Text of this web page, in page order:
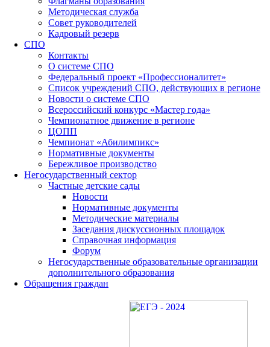
Методическая служба
Совет руководителей
Кадровый резерв
СПО
Контакты
О системе СПО
Федеральный проект «Профессионалитет»
Список учреждений СПО, действующих в регионе
Новости о системе СПО
Всероссийский конкурс «Мастер года»
Чемпионатное движение в регионе
ЦОПП
Чемпионат «Абилимпикс»
Нормативные документы
Бережливое производство
Негосударственный сектор
Частные детские сады
Новости
Нормативные документы
Методические материалы
Заседания дискуссионных площадок
Справочная информация
Форум
Негосударственные образовательные организации
дополнительного образования
Обращения граждан